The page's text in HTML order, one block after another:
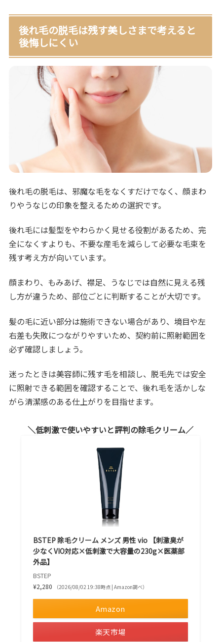
後れ毛の脱毛は残す美しさまで考えると
後悔しにくい
後れ毛の脱毛は、邪魔な毛をなくすだけでなく、顔まわ
りやうなじの印象を整えるための選択です。
後れ毛には髪型をやわらかく見せる役割があるため、完
全になくすよりも、不要な産毛を減らして必要な毛束を
残す考え方が向いています。
顔まわり、もみあげ、襟足、うなじでは自然に見える残
し方が違うため、部位ごとに判断することが大切です。
髪の毛に近い部分は施術できない場合があり、境目や左
右差も失敗につながりやすいため、契約前に照射範囲を
必ず確認しましょう。
迷ったときは美容師に残す毛を相談し、脱毛先では安全
に照射できる範囲を確認することで、後れ毛を活かしな
がら清潔感のある仕上がりを目指せます。
低刺激で使いやすいと評判の除毛クリーム
BSTEP 除毛クリーム メンズ 男性 vio 【刺激臭が
少なくVIO対応×低刺激で大容量の230g×医薬部
外品】
BSTEP
¥2,280
（2026/08/02 19:38時点 | Amazon調べ）
Amazon
楽天市場